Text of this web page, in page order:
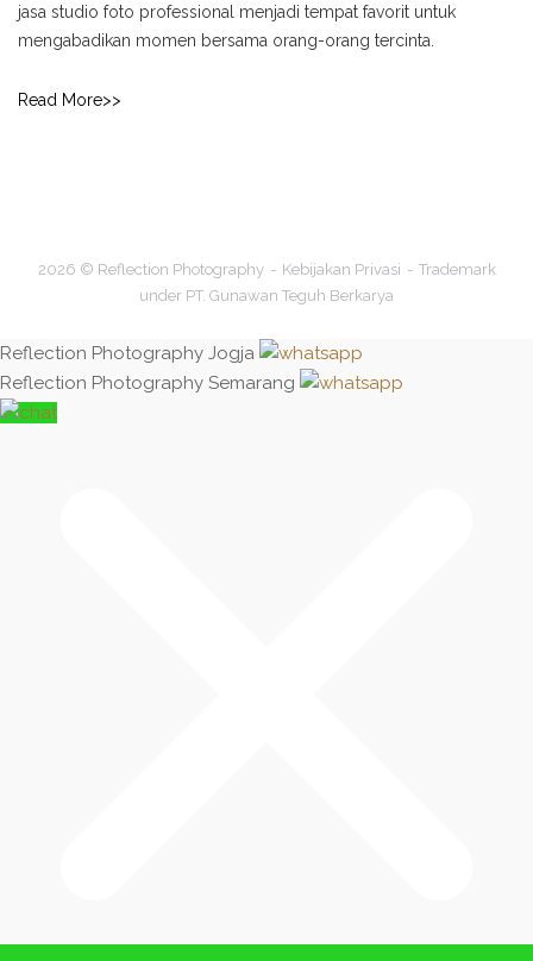
jasa studio foto professional menjadi tempat favorit untuk
mengabadikan momen bersama orang-orang tercinta.
Read More>>
2026 © Reflection Photography Kebijakan Privasi
Trademark
under PT. Gunawan Teguh Berkarya
Reflection Photography Jogja
Reflection Photography Semarang